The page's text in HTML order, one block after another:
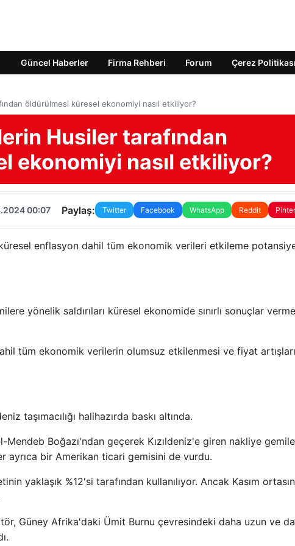
Güncel Haberler Firma Rehberi Forum Çerez Politikası
öldürülmesi küresel ekonomiyi nasıl etkiliyor?
Husiler tarafından
ekonomiyi nasıl etkiliyor?
00:07 Paylaş: Twitter Facebook WhatsApp Reddit
enflasyon dahil tüm ekonomik verileri etkileme
yönelik saldırıları küresel ekonomide sınırlı sonuçlar
tüm ekonomik verilerin olumsuz etkilenmesi ve fiyat
taşımacılığı halihazırda baskı altında.
Mendeb Boğazı'ndan geçerek Kızıldeniz'e giren nakliye
ayrıca bir Amerikan ticari gemisini de vurdu.
yaklaşık %12'si tarafından kullanılıyor. Ancak Kasım
Güney Afrika'daki Ümit Burnu çevresindeki daha uzun ve